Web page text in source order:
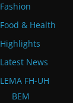
Fashion
Food & Health
Highlights
Latest News
LEMA FH-UH
BEM